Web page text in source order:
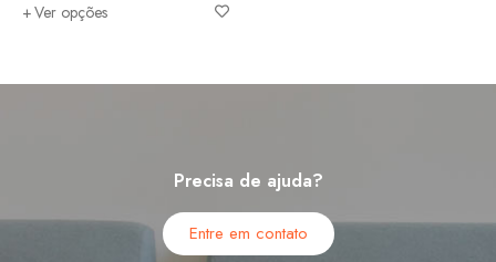
Ver opções
Precisa de ajuda?
Entre em contato